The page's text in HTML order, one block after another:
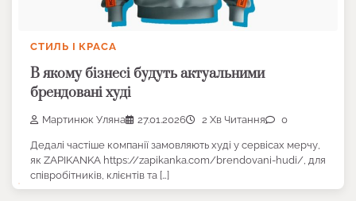
СТИЛЬ І КРАСА
В якому бізнесі будуть актуальними
брендовані худі
Мартинюк Уляна 27.01.2026 2 Хв Читання 0
Дедалі частіше компанії замовляють худі у сервісах мерчу,
як ZAPIKANKA https://zapikanka.com/brendovani-hudi/, для
співробітників, клієнтів та […]